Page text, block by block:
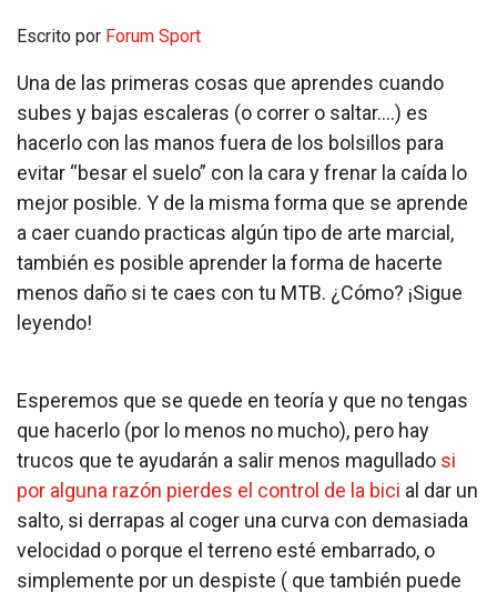
Escrito por Forum Sport
Una de las primeras cosas que aprendes cuando
subes y bajas escaleras (o correr o saltar….) es
hacerlo con las manos fuera de los bolsillos para
evitar “besar el suelo” con la cara y frenar la caída lo
mejor posible. Y de la misma forma que se aprende
a caer cuando practicas algún tipo de arte marcial,
también es posible aprender la forma de hacerte
menos daño si te caes con tu MTB. ¿Cómo? ¡Sigue
leyendo!
Esperemos que se quede en teoría y que no tengas
que hacerlo (por lo menos no mucho), pero hay
trucos que te ayudarán a salir menos magullado si
por alguna razón pierdes el control de la bici al dar un
salto, si derrapas al coger una curva con demasiada
velocidad o porque el terreno esté embarrado, o
simplemente por un despiste ( que también puede